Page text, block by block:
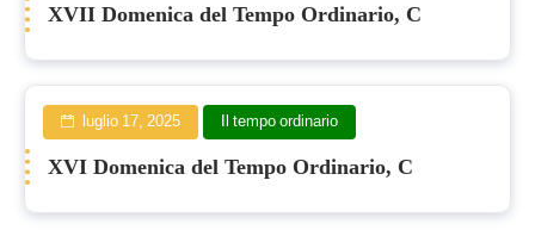
XVII Domenica del Tempo Ordinario, C
luglio 17, 2025 Il tempo ordinario
XVI Domenica del Tempo Ordinario, C